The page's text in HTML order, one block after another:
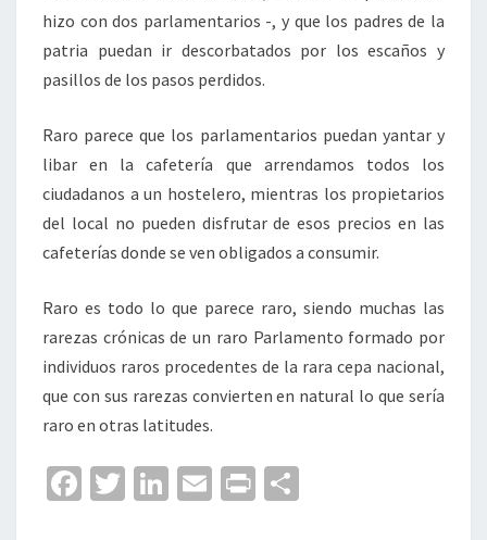
hizo con dos parlamentarios -, y que los padres de la
patria puedan ir descorbatados por los escaños y
pasillos de los pasos perdidos.
Raro parece que los parlamentarios puedan yantar y
libar en la cafetería que arrendamos todos los
ciudadanos a un hostelero, mientras los propietarios
del local no pueden disfrutar de esos precios en las
cafeterías donde se ven obligados a consumir.
Raro es todo lo que parece raro, siendo muchas las
rarezas crónicas de un raro Parlamento formado por
individuos raros procedentes de la rara cepa nacional,
que con sus rarezas convierten en natural lo que sería
raro en otras latitudes.
Fa T
Li
E
Pr